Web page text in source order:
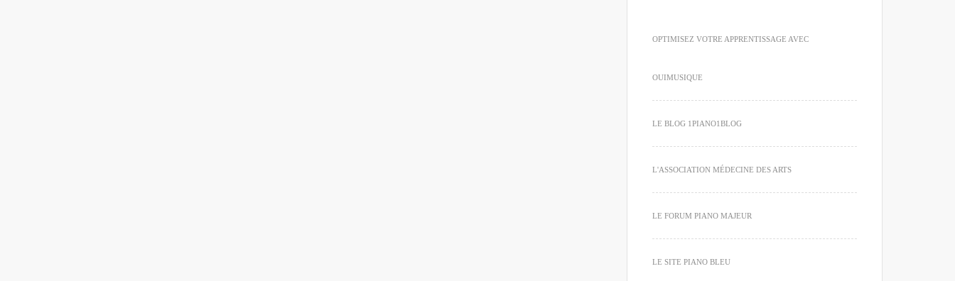
OPTIMISEZ VOTRE APPRENTISSAGE AVEC
OUIMUSIQUE
LE BLOG 1PIANO1BLOG
L'ASSOCIATION MÉDECINE DES ARTS
LE FORUM PIANO MAJEUR
LE SITE PIANO BLEU